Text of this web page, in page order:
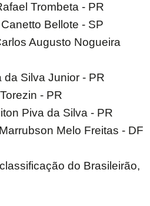
Trombeta - PR
Bellote - SP
Augusto Nogueira
Silva Junior - PR
- PR
Piva da Silva - PR
Melo Freitas - DF
do Brasileirão,